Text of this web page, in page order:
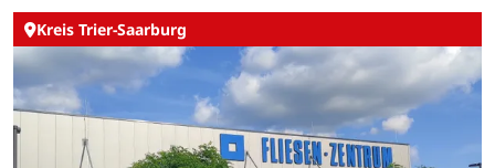
Kreis Trier-Saarburg